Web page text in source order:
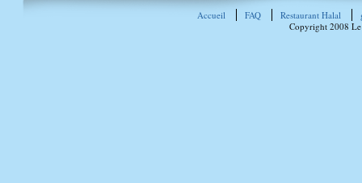
Accueil FAQ Restaurant Halal
Copyright 2008